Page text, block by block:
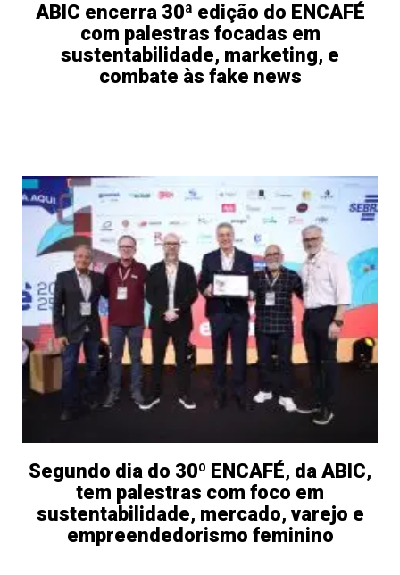
ABIC encerra 30ª edição do ENCAFÉ
com palestras focadas em
sustentabilidade, marketing, e
combate às fake news
Segundo dia do 30º ENCAFÉ, da ABIC,
tem palestras com foco em
sustentabilidade, mercado, varejo e
empreendedorismo feminino